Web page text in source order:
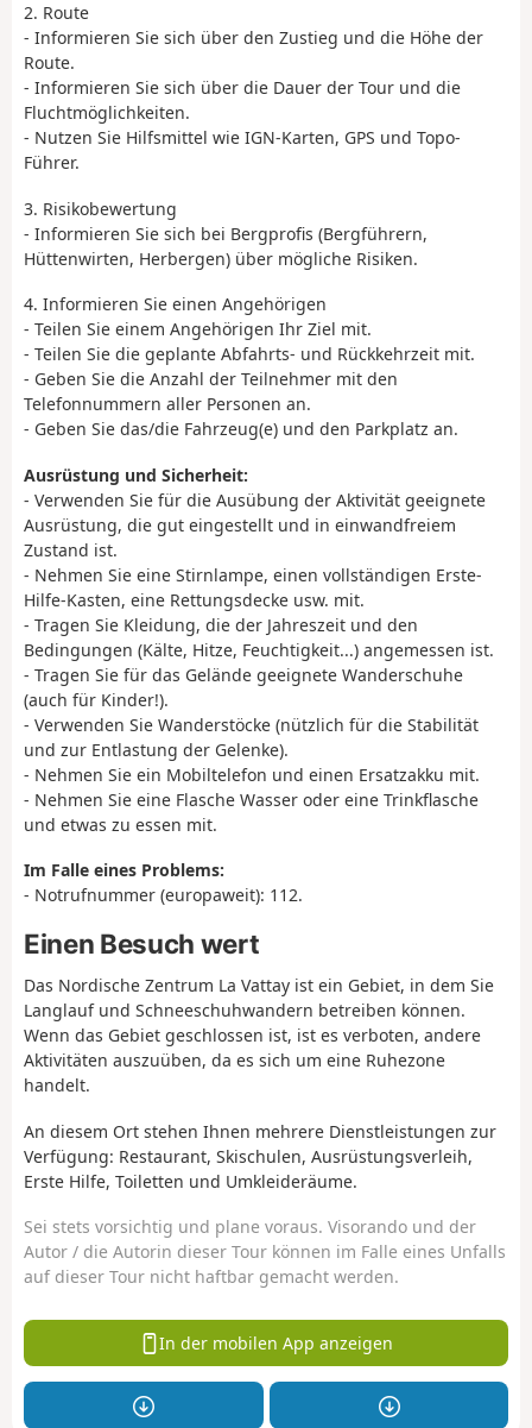
2. Route
- Informieren Sie sich über den Zustieg und die Höhe der
Route.
- Informieren Sie sich über die Dauer der Tour und die
Fluchtmöglichkeiten.
- Nutzen Sie Hilfsmittel wie IGN-Karten, GPS und Topo-
Führer.
3. Risikobewertung
- Informieren Sie sich bei Bergprofis (Bergführern,
Hüttenwirten, Herbergen) über mögliche Risiken.
4. Informieren Sie einen Angehörigen
- Teilen Sie einem Angehörigen Ihr Ziel mit.
- Teilen Sie die geplante Abfahrts- und Rückkehrzeit mit.
- Geben Sie die Anzahl der Teilnehmer mit den
Telefonnummern aller Personen an.
- Geben Sie das/die Fahrzeug(e) und den Parkplatz an.
Ausrüstung und Sicherheit:
- Verwenden Sie für die Ausübung der Aktivität geeignete
Ausrüstung, die gut eingestellt und in einwandfreiem
Zustand ist.
- Nehmen Sie eine Stirnlampe, einen vollständigen Erste-
Hilfe-Kasten, eine Rettungsdecke usw. mit.
- Tragen Sie Kleidung, die der Jahreszeit und den
Bedingungen (Kälte, Hitze, Feuchtigkeit...) angemessen ist.
- Tragen Sie für das Gelände geeignete Wanderschuhe
(auch für Kinder!).
- Verwenden Sie Wanderstöcke (nützlich für die Stabilität
und zur Entlastung der Gelenke).
- Nehmen Sie ein Mobiltelefon und einen Ersatzakku mit.
- Nehmen Sie eine Flasche Wasser oder eine Trinkflasche
und etwas zu essen mit.
Im Falle eines Problems:
- Notrufnummer (europaweit): 112.
Einen Besuch wert
Das Nordische Zentrum La Vattay ist ein Gebiet, in dem Sie
Langlauf und Schneeschuhwandern betreiben können.
Wenn das Gebiet geschlossen ist, ist es verboten, andere
Aktivitäten auszuüben, da es sich um eine Ruhezone
handelt.
An diesem Ort stehen Ihnen mehrere Dienstleistungen zur
Verfügung: Restaurant, Skischulen, Ausrüstungsverleih,
Erste Hilfe, Toiletten und Umkleideräume.
Sei stets vorsichtig und plane voraus. Visorando und der
Autor / die Autorin dieser Tour können im Falle eines Unfalls
auf dieser Tour nicht haftbar gemacht werden.
In der mobilen App anzeigen